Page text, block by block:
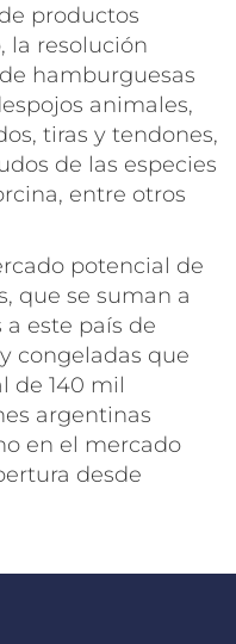
productos
la resolución
hamburguesas
animales,
tiras y tendones,
de las especies
entre otros
potencial de
que se suman a
este país de
congeladas que
de 140 mil
argentinas
en el mercado
desde